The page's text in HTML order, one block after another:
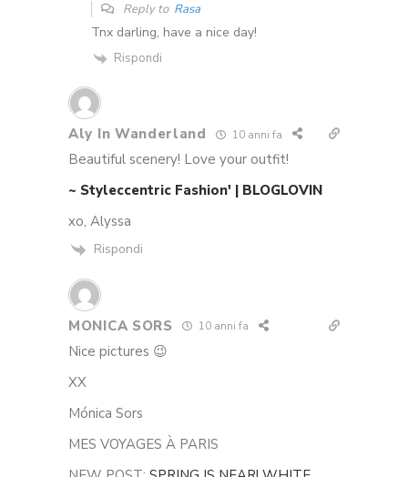
Reply to Rasa
Tnx darling, have a nice day!
Rispondi
Aly In Wanderland 10 anni fa
Beautiful scenery! Love your outfit!
~ Styleccentric Fashion' | BLOGLOVIN
xo, Alyssa
Rispondi
MONICA SORS 10 anni fa
Nice pictures 😉
XX
Mónica Sors
MES VOYAGES À PARIS